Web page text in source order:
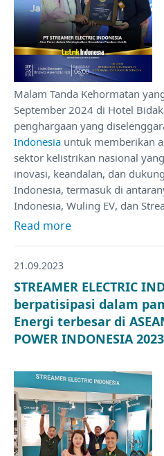
Malam Tanda Kehormatan
September 2024 di Hotel
penghargaan yang
Indonesia untuk memberikan
sektor kelistrikan nasional
inovasi, keandalan, dan
Indonesia, termasuk di
Indonesia, Wuling EV, dan
Read more
21.09.2023
STREAMER ELECTRIC
berpatisipasi dalam
Energi terbesar di
POWER INDONESIA 2023